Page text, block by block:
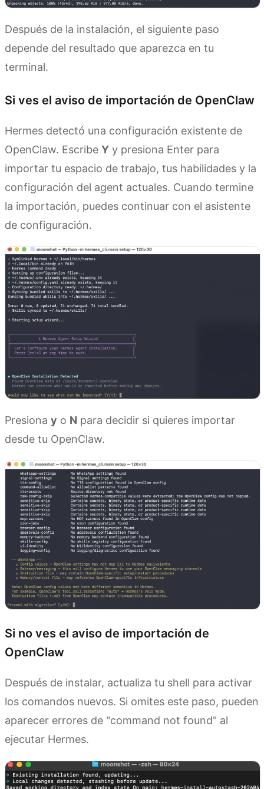
Después de la instalación, el siguiente paso
depende del resultado que aparezca en tu
terminal.
Si ves el aviso de importación de OpenClaw
Hermes detectó una configuración existente de
OpenClaw. Escribe Y y presiona Enter para
importar tu espacio de trabajo, tus habilidades y la
configuración del agent actuales. Cuando termine
la importación, puedes continuar con el asistente
de configuración.
Presiona y o N para decidir si quieres importar
desde tu OpenClaw.
Si no ves el aviso de importación de
OpenClaw
Después de instalar, actualiza tu shell para activar
los comandos nuevos. Si omites este paso, pueden
aparecer errores de "command not found" al
ejecutar Hermes.